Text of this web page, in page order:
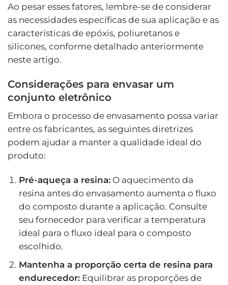
Ao pesar esses fatores, lembre-se de considerar
as necessidades específicas de sua aplicação e as
características de epóxis, poliuretanos e
silicones, conforme detalhado anteriormente
neste artigo.
Considerações para envasar um
conjunto eletrônico
Embora o processo de envasamento possa variar
entre os fabricantes, as seguintes diretrizes
podem ajudar a manter a qualidade ideal do
produto:
Pré-aqueça a resina:O aquecimento da
resina antes do envasamento aumenta o fluxo
do composto durante a aplicação. Consulte
seu fornecedor para verificar a temperatura
ideal para o fluxo ideal para o composto
escolhido.
Mantenha a proporção certa de resina para
endurecedor:Equilibrar as proporções de